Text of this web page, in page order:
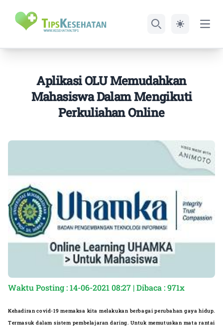
Aplikasi OLU Memudahkan
Mahasiswa Dalam Mengikuti
Perkuliahan Online
Waktu Posting : 14-06-2021 08:27 | Dibaca : 971x
Kehadiran covid-19 memaksa kita melakukan berbagai perubahan gaya hidup.
Termasuk dalam sistem pembelajaran daring. Untuk memutuskan mata rantai